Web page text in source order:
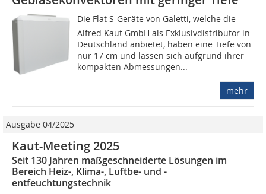
Die Flat S-Geräte von Galetti, welche die
Alfred Kaut GmbH als Exklusivdistributor in
Deutschland anbietet, haben eine Tiefe von
nur 17 cm und lassen sich aufgrund ihrer
kompakten Abmessungen...
mehr
Ausgabe 04/2025
Kaut-Meeting 2025
Seit 130 Jahren maßgeschneiderte Lösungen im
Bereich Heiz-, Klima-, ­­­Luftbe- und -
entfeuchtungstechnik